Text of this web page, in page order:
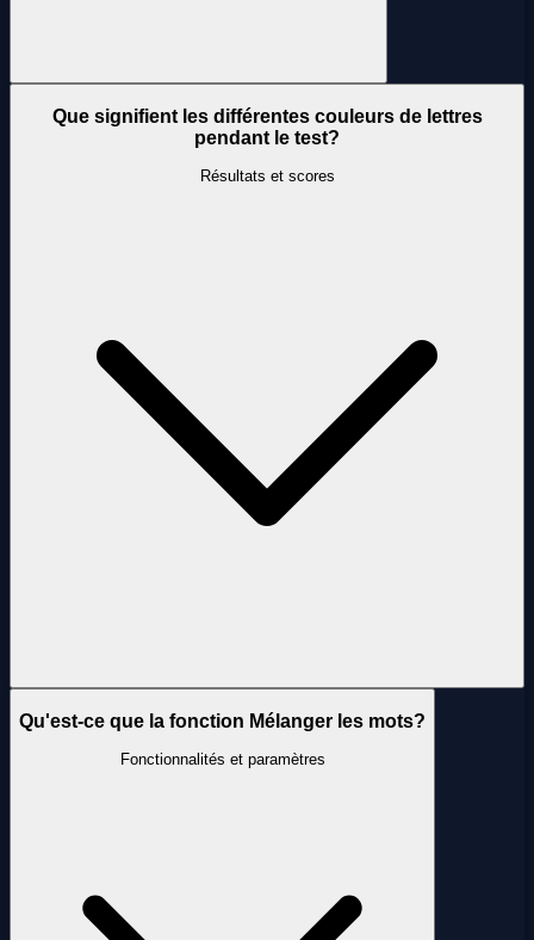
Que signifient les différentes couleurs de lettres
pendant le test?
Résultats et scores
Qu'est-ce que la fonction Mélanger les mots?
Fonctionnalités et paramètres